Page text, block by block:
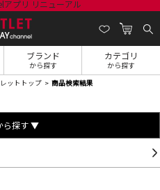
ブランド
から探す
カテゴリ
から探す
ットトップ 商品検索結果
ら探す ▼